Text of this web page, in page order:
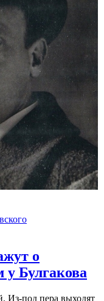
о
Булгакова
Из-под пера выходят